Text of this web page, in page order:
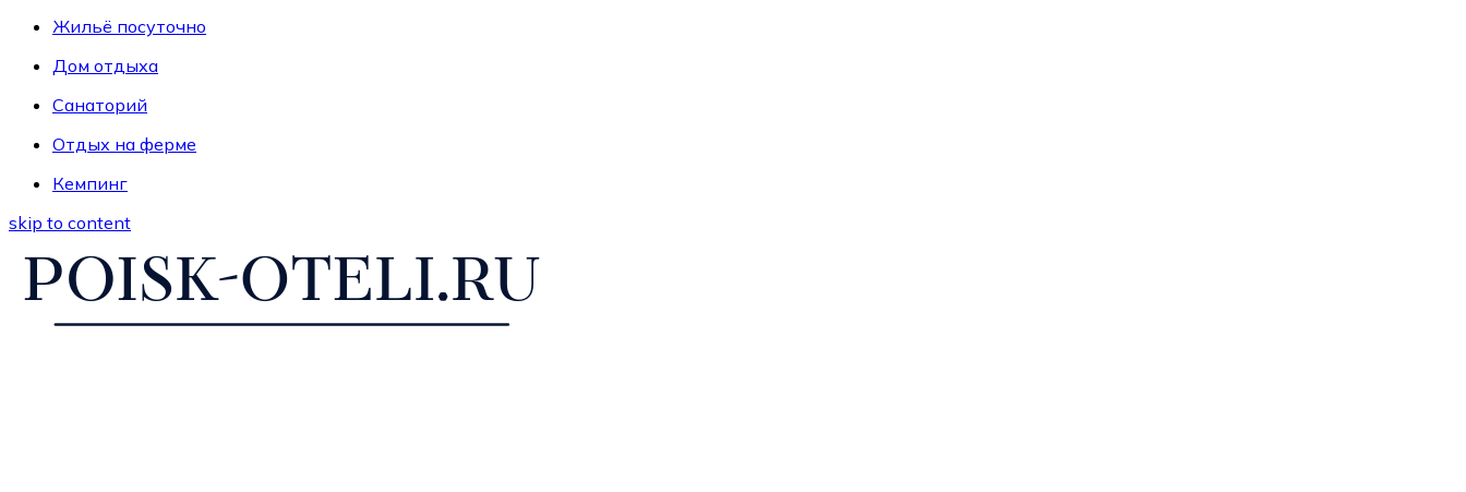
Жильё посуточно
Дом отдыха
Санаторий
Отдых на ферме
Кемпинг
skip to content